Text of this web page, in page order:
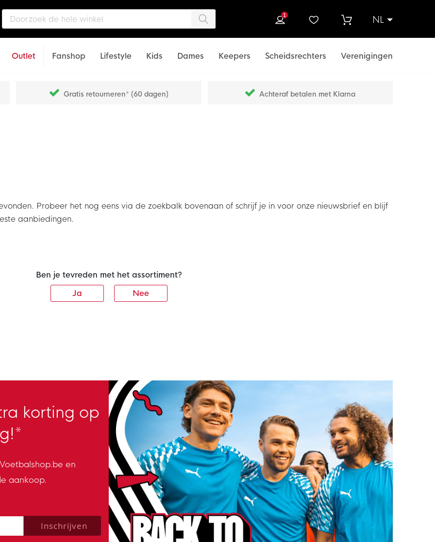
NL
1
Outlet Fanshop Lifestyle Kids Dames Keepers Scheidsrechters Verenigingen
Gratis retourneren* (60 dagen) Achteraf betalen met Klarna
Probeer het nog eens via de zoekbalk bovenaan of schrijf je in voor onze nieuwsbrief en blijf
aanbiedingen.
Ben je tevreden met het assortiment?
Ja
Nee
korting op
en
aankoop.
policy to subscribe to our newsletter.
Inschrijven